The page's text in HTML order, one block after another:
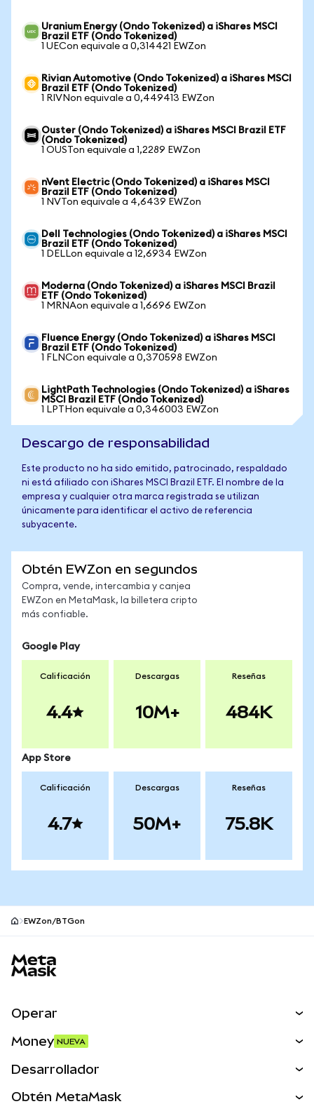
Uranium Energy (Ondo Tokenized) a iShares MSCI
Brazil ETF (Ondo Tokenized)
1 UECon equivale a 0,314421 EWZon
Rivian Automotive (Ondo Tokenized) a iShares MSCI
Brazil ETF (Ondo Tokenized)
1 RIVNon equivale a 0,449413 EWZon
Ouster (Ondo Tokenized) a iShares MSCI Brazil ETF
(Ondo Tokenized)
1 OUSTon equivale a 1,2289 EWZon
nVent Electric (Ondo Tokenized) a iShares MSCI
Brazil ETF (Ondo Tokenized)
1 NVTon equivale a 4,6439 EWZon
Dell Technologies (Ondo Tokenized) a iShares MSCI
Brazil ETF (Ondo Tokenized)
1 DELLon equivale a 12,6934 EWZon
Moderna (Ondo Tokenized) a iShares MSCI Brazil
ETF (Ondo Tokenized)
1 MRNAon equivale a 1,6696 EWZon
Fluence Energy (Ondo Tokenized) a iShares MSCI
Brazil ETF (Ondo Tokenized)
1 FLNCon equivale a 0,370598 EWZon
LightPath Technologies (Ondo Tokenized) a iShares
MSCI Brazil ETF (Ondo Tokenized)
1 LPTHon equivale a 0,346003 EWZon
Descargo de responsabilidad
Este producto no ha sido emitido, patrocinado, respaldado
ni está afiliado con iShares MSCI Brazil ETF. El nombre de la
empresa y cualquier otra marca registrada se utilizan
únicamente para identificar el activo de referencia
subyacente.
Obtén EWZon en segundos
Compra, vende, intercambia y canjea
EWZon en MetaMask, la billetera cripto
más confiable.
Google Play
Calificación
4.4
Descargas
10M+
Reseñas
484K
App Store
Calificación
4.7
Descargas
50M+
Reseñas
75.8K
EWZon/BTGon
Operar
Activos del mundo real
Money NUEVA
Desarrollador
Obtén MetaMask